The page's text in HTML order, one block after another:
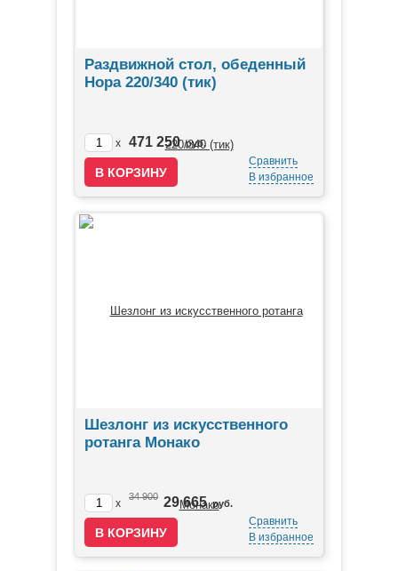
Раздвижной стол, обеденный
Нора 220/340 (тик)
x 471 250 руб.
Сравнить
В избранное
Шезлонг из искусственного
ротанга Монако
x
34 900 29 665 руб.
Сравнить
В избранное